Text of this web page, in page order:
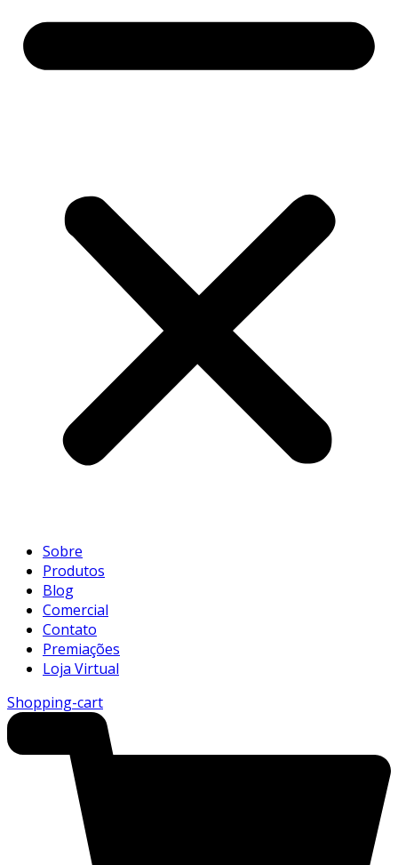
Sobre
Produtos
Blog
Comercial
Contato
Premiações
Loja Virtual
Shopping-cart